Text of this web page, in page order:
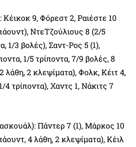
9, Φόρεστ 2, Ραιέστε 10
ΝτεΤζούλιους 8 (2/5
1/3 βολές), Σαντ-Ρος 5 (1),
1/5 τρίποντα, 7/9 βολές, 8
λάθη, 2 κλεψίματα), Φολκ, Κέιτ 4,
4 τρίποντα), Χαντς 1, Νάκιτς 7
Πάντερ 7 (1), Μάρκος 10
4 λάθη, 2 κλεψίματα), Κέιλ